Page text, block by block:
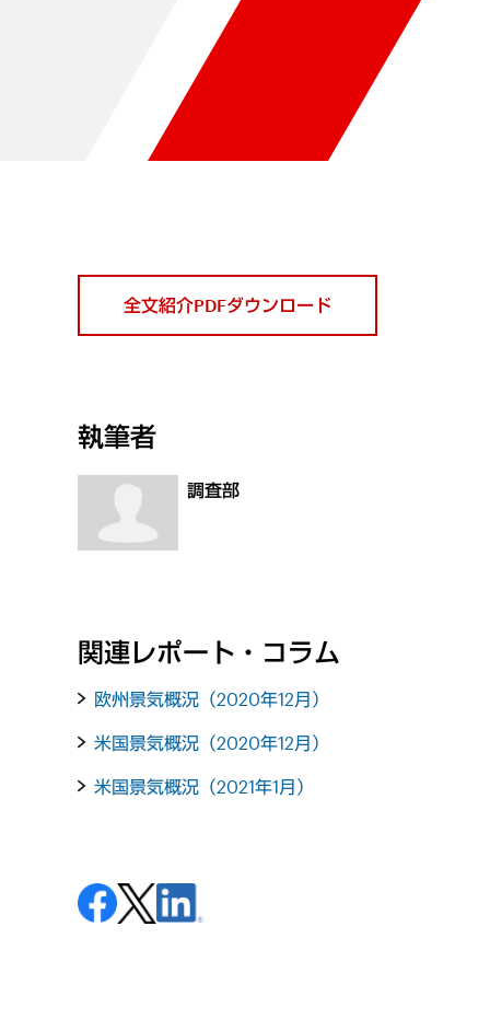
全文紹介PDFダウンロード
執筆者
調査部
関連レポート・コラム
欧州景気概況（2020年12月）
米国景気概況（2020年12月）
米国景気概況（2021年1月）